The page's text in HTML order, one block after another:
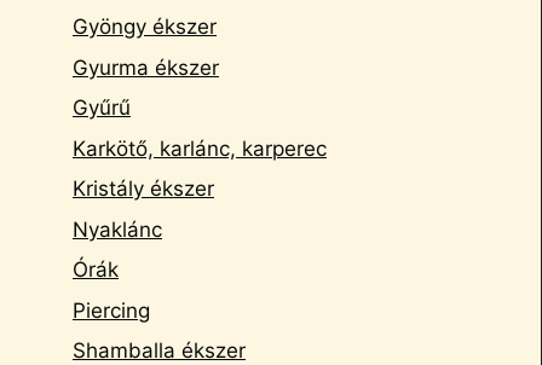
Gyöngy ékszer
Gyurma ékszer
Gyűrű
Karkötő, karlánc, karperec
Kristály ékszer
Nyaklánc
Órák
Piercing
Shamballa ékszer